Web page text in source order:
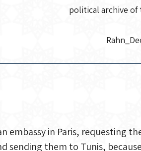
political archive
embassy in Paris, requesting
sending them to Tunis,